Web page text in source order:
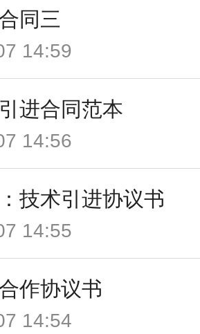
同三
14:59
进合同范本
14:56
技术引进协议书
14:55
作协议书
14:54